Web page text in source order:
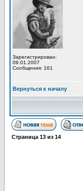
Зарегистрирован:
09.01.2007
Сообщения: 161
Вернуться к началу
Страница 13 из 14